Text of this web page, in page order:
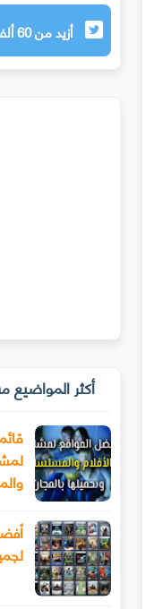
أزيد من 60 ألف متابع لنا عبر تويتر
أكثر